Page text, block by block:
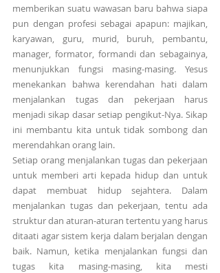
memberikan suatu wawasan baru bahwa siapa
pun dengan profesi sebagai apapun: majikan,
karyawan, guru, murid, buruh, pembantu,
manager, formator, formandi dan sebagainya,
menunjukkan fungsi masing-masing. Yesus
menekankan bahwa kerendahan hati dalam
menjalankan tugas dan pekerjaan harus
menjadi sikap dasar setiap pengikut-Nya. Sikap
ini membantu kita untuk tidak sombong dan
merendahkan orang lain.
Setiap orang menjalankan tugas dan pekerjaan
untuk memberi arti kepada hidup dan untuk
dapat membuat hidup sejahtera. Dalam
menjalankan tugas dan pekerjaan, tentu ada
struktur dan aturan-aturan tertentu yang harus
ditaati agar sistem kerja dalam berjalan dengan
baik. Namun, ketika menjalankan fungsi dan
tugas kita masing-masing, kita mesti